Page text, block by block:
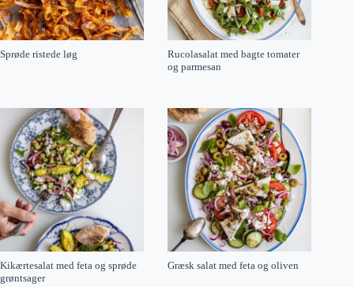
Sprøde ristede løg
Rucolasalat med bagte tomater
og parmesan
Kikærtesalat med feta og sprøde
grøntsager
Græsk salat med feta og oliven